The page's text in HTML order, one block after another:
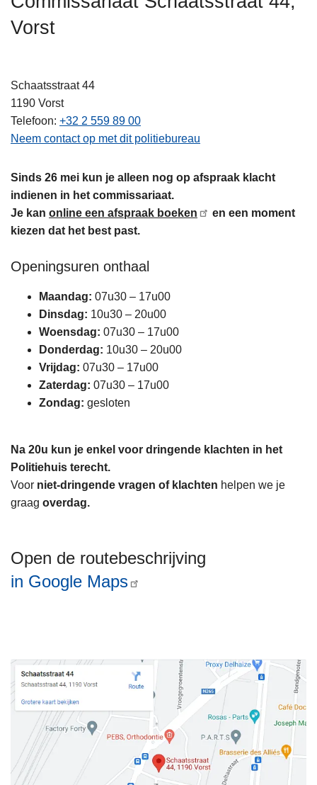
Vorst
Schaatsstraat 44
1190 Vorst
Telefoon +32 2 559 89 00
Neem contact op met dit politiebureau
Sinds 26 mei kun je alleen nog op afspraak klacht
indienen in het commissariaat.
Je kan online een afspraak boeken
en een moment
kiezen dat het best past.
Openingsuren onthaal
Maandag: 07u30 – 17u00
Dinsdag: 10u30 – 20u00
Woensdag: 07u30 – 17u00
Donderdag: 10u30 – 20u00
Vrijdag: 07u30 – 17u00
Zaterdag: 07u30 – 17u00
Zondag: gesloten
Na 20u kun je enkel voor dringende klachten in het
Politiehuis terecht.
Voor niet‑dringende vragen of klachten helpen we je
graag overdag.
Open de routebeschrijving
in Google Maps